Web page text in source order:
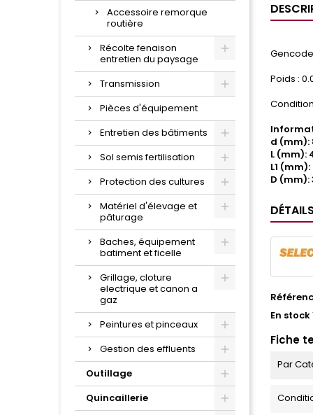
Accessoire remorque
routière
Récolte fenaison
entretien du paysage
Transmission
Pièces d'équipement
Entretien des bâtiments
Sol semis fertilisation
Protection des cultures
Matériel d'élevage et
pâturage
Baches, équipement
batiment et ficelle
Grillage, cloture
electrique et canon a
gaz
Peintures et pinceaux
Gestion des effluents
Outillage
Quincaillerie
Poids :
d (mm):
L (mm):
L1
D (mm):
En stock
Fiche
Par